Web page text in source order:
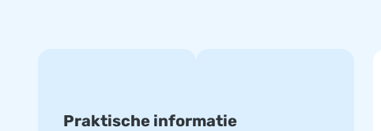
Praktische informatie